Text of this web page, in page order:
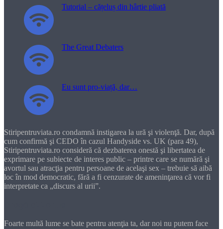
Tutorial – cățeluș din hârtie pliată
The Great Debaters
Eu sunt pro-viață, dar…
Stiripentruviata.ro condamnă instigarea la ură şi violenţă. Dar, după
cum confirmă şi CEDO în cazul Handyside vs. UK (para 49),
Stiripentruviata.ro consideră că dezbaterea onestă şi libertatea de
exprimare pe subiecte de interes public – printre care se numără şi
avortul sau atracţia pentru persoane de acelaşi sex – trebuie să aibă
loc în mod democratic, fără a fi cenzurate de ameninţarea că vor fi
interpretate ca „discurs al urii”.
Foarte multă lume se bate pentru atenţia ta, dar noi nu putem face